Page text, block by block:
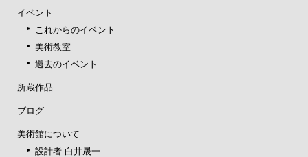
イベント
これからのイベント
美術教室
過去のイベント
所蔵作品
ブログ
美術館について
設計者 白井晟一